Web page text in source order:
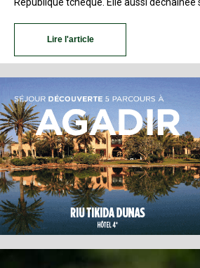
République tchèque. Elle aussi
Lire l'article